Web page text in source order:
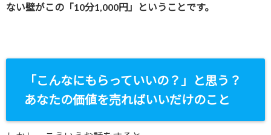
ない壁がこの「10分1,000円」ということです。
「こんなにもらっていいの？」と思う？
あなたの価値を売ればいいだけのこと